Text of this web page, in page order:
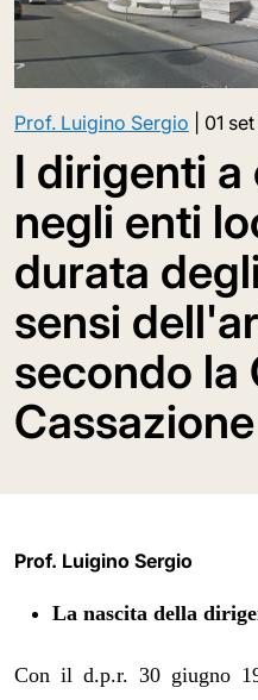
Prof. Luigino Sergio 01
I dirigenti
negli enti
durata
sensi
secondo la
Cassazione
Prof. Luigino Sergio
La nascita della
Con il d.p.r. 30 giugno